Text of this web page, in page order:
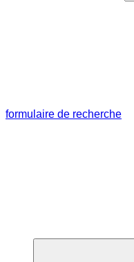
formulaire de recherche